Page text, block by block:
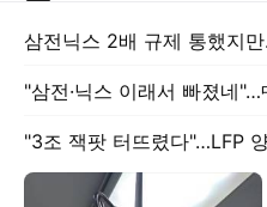
삼전닉스 2배 규제 통했지